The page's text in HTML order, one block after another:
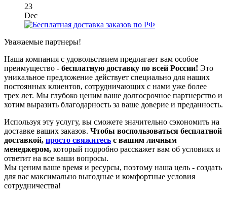
23
Dec
Уважаемые партнеры!
Наша компания с удовольствием предлагает вам особое
преимущество - бесплатную доставку по всей России! Это
уникальное предложение действует специально для наших
постоянных клиентов, сотрудничающих с нами уже более
трех лет. Мы глубоко ценим ваше долгосрочное партнерство и
хотим выразить благодарность за ваше доверие и преданность.
Используя эту услугу, вы сможете значительно сэкономить на
доставке ваших заказов. Чтобы воспользоваться бесплатной
доставкой, просто свяжитесь с вашим личным
менеджером, который подробно расскажет вам об условиях и
ответит на все ваши вопросы.
Мы ценим ваше время и ресурсы, поэтому наша цель - создать
для вас максимально выгодные и комфортные условия
сотрудничества!